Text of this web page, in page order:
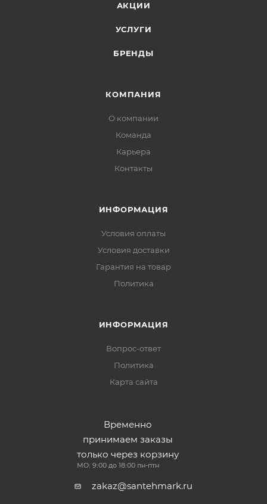
АКЦИИ
УСЛУГИ
БРЕНДЫ
КОМПАНИЯ
О компании
Команда
Карьера
Контакты
ИНФОРМАЦИЯ
Условия оплаты
Условия доставки
Гарантия на товар
Политика
ИНФОРМАЦИЯ
Вопрос-ответ
Политика
Карта сайта
Временно
принимаем заказы
только через корзину
МО: 9:00 до 18:00 пн-птн
zakaz@santehmark.ru